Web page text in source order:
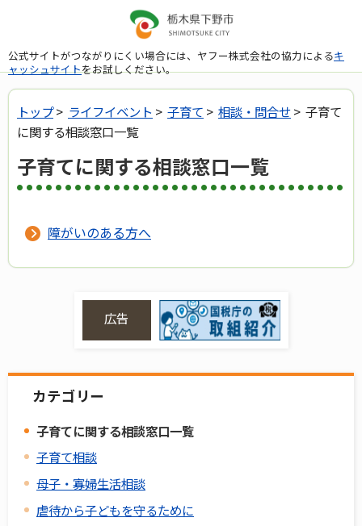
公式サイトがつながりにくい場合には、ヤフー株式会社の協力によるキ
ャッシュサイトをお試しください。
トップ> ライフイベント > 子育て > 相談・問合せ> 子育て
に関する相談窓口一覧
子育てに関する相談窓口一覧
障がいのある方へ
広告
カテゴリー
子育てに関する相談窓口一覧
子育て相談
母子・寡婦生活相談
虐待から子どもを守るために